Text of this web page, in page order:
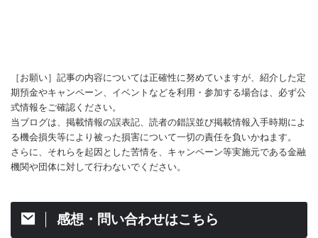
［お願い］記事の内容については正確性に努めていますが、紹介した定
期預金やキャンペーン、イベントなどを利用・参加する場合は、必ず公
式情報をご確認ください。
当ブログは、掲載情報の誤表記、読者の錯誤並び掲載情報入手時期によ
る機会損失等により被った損害について一切の責任を負いかねます。
さらに、それらを起因とした苦情を、キャンペーン等実施元である金融
機関や団体に対して行わないでください。
感想・問い合わせはこちら